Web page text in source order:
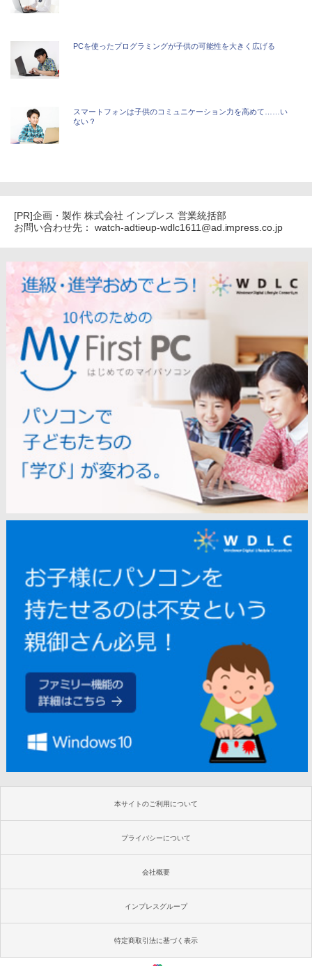
PCを使ったプログラミングが子供の可能性を大きく広げる
スマートフォンは子供のコミュニケーション力を高めて……い
ない？
[PR]企画・製作 株式会社 インプレス 営業統括部
お問い合わせ先： watch-adtieup-wdlc1611@ad.impress.co.jp
本サイトのご利用について
プライバシーについて
会社概要
インプレスグループ
特定商取引法に基づく表示